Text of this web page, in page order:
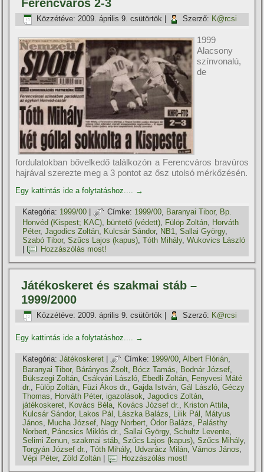
Ferencváros 2-3
Közzétéve: 2009. április 9. csütörtök Szerző: K@rcsi
1999
Alacsony
szí­nvonalú,
de
fordulatokban bővelkedő találkozón a Ferencváros bravúros
hajrával szerezte meg a 3 pontot az ősz utolsó mérkőzésén.
Egy kattintás ide a folytatáshoz.... →
Kategória: 1999/00 | Címke: 1999/00, Baranyai Tibor, Bp.
Honvéd (Kispest; KAC)
büntető (védett) Fülöp Zoltán
Horváth
Péter,Jagodics Zoltán Kulcsár Sándor, NB1 ,Sallai György,
Szabó Tibor,Szűcs Lajos (kapus) ,Tóth Mihály,Wukovics László
Hozzászólás most!
Játékoskeret és szakmai stáb –
1999/2000
Közzétéve: 2009. április 9. csütörtök Szerző: K@rcsi
Egy kattintás ide a folytatáshoz.... →
Kategória: Játékoskeret | Címke: 1999/00,Albert Flórián,
Baranyai Tibor, Bárányos Zsolt Bócz Tamás Bodnár József
Bükszegi Zoltán ,Csákvári László Ebedli Zoltán
Fenyvesi Máté
dr.
Fülöp Zoltán Füzi Ákos dr. ,Gajda István ,Gál László ,Géczy
Thomas
Horváth Péter,igazolások ,Jagodics Zoltán
játékoskeret
Kovács Béla Kovács József dr. Kriston Attila
Kulcsár Sándor, Lakos Pál Lászka Balázs Lilik Pál
Mátyus
János
Mucha József Nagy Norbert ,Ódor Balázs
Palásthy
Norbert
Páncsics Miklós dr. ,Sallai György,Schultz Levente
Selimi Zenun ,szakmai stáb ,Szűcs Lajos (kapus) ,Szűcs Mihály,
Torgyán József dr.
,Tóth Mihály, Udvarácz Milán ,Vámos János
Vépi Péter,Zöld Zoltán Hozzászólás most!